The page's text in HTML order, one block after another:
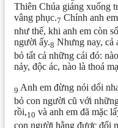
Thiên Chúa giáng xuống
vâng phục.7 Chính anh
như thế, khi anh em còn
người ấy.8 Nhưng nay, cả
bỏ tất cả những cái đó:
nảy, độc ác, nào là thoá
9 Anh em đừng nói dối
bỏ con người cũ với
rồi,10 và anh em đã mặc
con người hằng được đổi